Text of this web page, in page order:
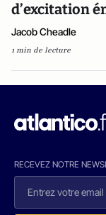
d’excitation
Jacob Cheadle
1 min de lecture
RECEVEZ NOTRE